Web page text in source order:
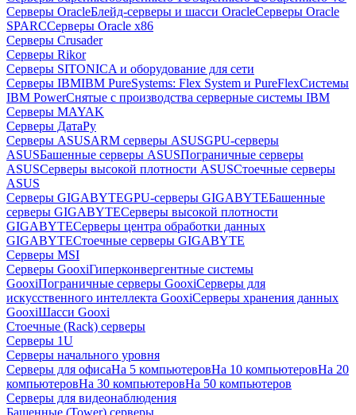
Серверы OracleБлейд-серверы и шасси OracleСерверы Oracle
SPARCСерверы Oracle x86
Серверы Crusader
Серверы Rikor
Серверы SITONICA и оборудование для сети
Серверы IBMIBM PureSystems: Flex System и PureFlexСистемы
IBM PowerСнятые с производства серверные системы IBM
Серверы MAYAK
Серверы ДатаРу
Серверы ASUSARM серверы ASUSGPU-серверы
ASUSБашенные серверы ASUSПограничные серверы
ASUSСерверы высокой плотности ASUSСтоечные серверы
ASUS
Серверы GIGABYTEGPU-серверы GIGABYTEБашенные
серверы GIGABYTEСерверы высокой плотности
GIGABYTEСерверы центра обработки данных
GIGABYTEСтоечные серверы GIGABYTE
Серверы MSI
Серверы GooxiГиперконвергентные системы
GooxiПограничные серверы GooxiСерверы для
искусственного интеллекта GooxiСерверы хранения данных
GooxiШасси Gooxi
Стоечные (Rack) серверы
Серверы 1U
Серверы начального уровня
Серверы для офисаНа 5 компьютеровНа 10 компьютеровНа 20
компьютеровНа 30 компьютеровНа 50 компьютеров
Серверы для видеонаблюдения
Башенные (Tower) серверы